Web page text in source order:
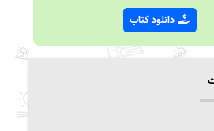
دانلود کتاب